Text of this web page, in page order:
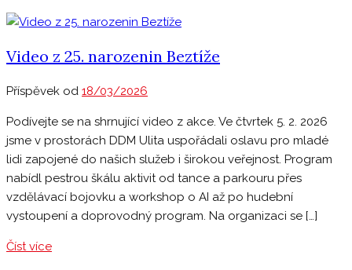
Video z 25. narozenin Beztíže
Příspěvek od 18/03/2026
Podívejte se na shrnující video z akce. Ve čtvrtek 5. 2. 2026
jsme v prostorách DDM Ulita uspořádali oslavu pro mladé
lidi zapojené do našich služeb i širokou veřejnost. Program
nabídl pestrou škálu aktivit od tance a parkouru přes
vzdělávací bojovku a workshop o AI až po hudební
vystoupení a doprovodný program. Na organizaci se […]
Číst více